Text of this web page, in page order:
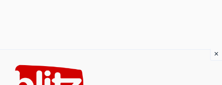
content
×